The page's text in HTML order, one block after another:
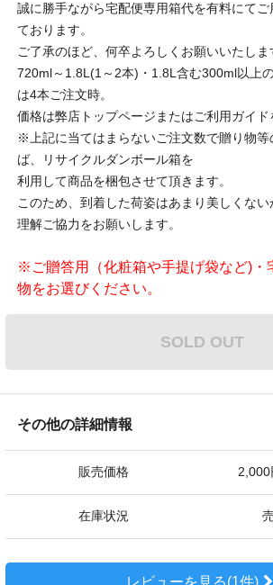
誠に勝手ながら宅配便専用箱代を有料にて
ております。
ご了承のほど、何卒よろしくお願いいたしま
720ml～1.8L(1～2本)・1.8L含む300ml以上
は4本ご注文時。
価格は弊店トップページまたはご利用ガイ
※上記に当てはまらないご注文数で贈り物等
ば、リサイクルダンボール箱を
利用して商品を梱包させて頂きます。
このため、到着した荷姿はあまり美しくな
理解ご協力をお願いします。
※ご贈答用（化粧箱や手提げ袋など)・
物をお選びください。
SOLD OUT
その他の詳細情報
販売価格 2,000
在庫状況
レビューを見る(1件)